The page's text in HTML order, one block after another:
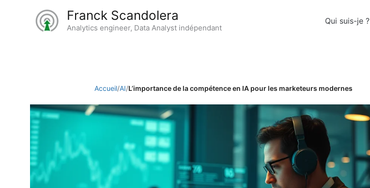
Franck Scandolera
Analytics engineer, Data Analyst indépendant
Qui suis-je ?
Accueil/AI/L’importance de la compétence en IA pour les marketeurs modernes